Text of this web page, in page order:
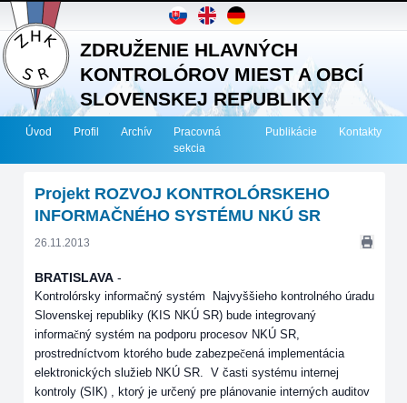
ZDRUŽENIE HLAVNÝCH
KONTROLÓROV MIEST A OBCÍ
SLOVENSKEJ REPUBLIKY
Úvod Profil Archív
Pracovná
sekcia
Publikácie Kontakty
Projekt ROZVOJ KONTROLÓRSKEHO
INFORMAČNÉHO SYSTÉMU NKÚ SR
26.11.2013
BRATISLAVA -
Kontrolórsky informačný systém Najvyššieho kontrolného úradu
Slovenskej republiky (KIS NKÚ SR) bude integrovaný
informačný systém na podporu procesov NKÚ SR,
prostredníctvom ktorého bude zabezpečená implementácia
elektronických služieb NKÚ SR. V časti systému internej
kontroly (SIK) , ktorý je určený pre plánovanie interných auditov